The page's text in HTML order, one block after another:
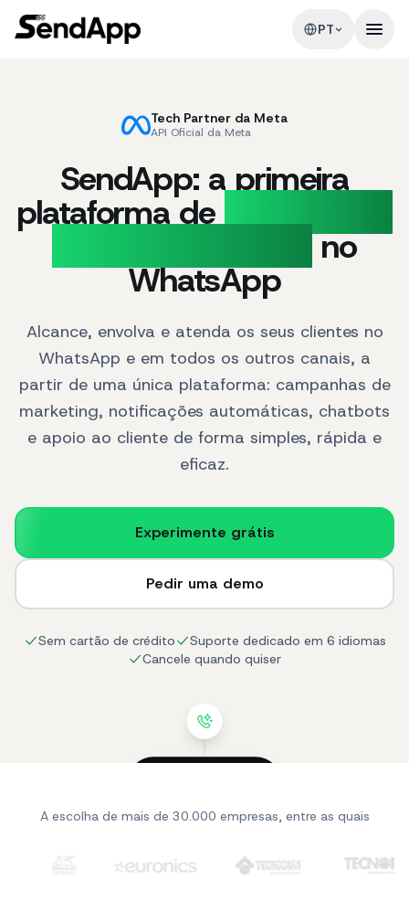
PT
Tech Partner da Meta
API Oficial da Meta
SendApp: a primeira
plataforma de Marketing e
Suporte ao Cliente no
WhatsApp
Alcance, envolva e atenda os seus clientes no
WhatsApp e em todos os outros canais, a
partir de uma única plataforma: campanhas de
marketing, notificações automáticas, chatbots
e apoio ao cliente de forma simples, rápida e
eficaz.
Experimente grátis
Pedir uma demo
Sem cartão de crédito
Suporte dedicado em 6 idiomas
Cancele quando quiser
10:30
A escolha de mais de 30.000 empresas, entre as quais
Clienti: TIM, WindTre, Generali, Euronics, Tecnocasa,